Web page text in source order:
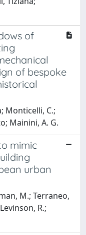
of
of bespoke
Monticelli, C.;
Mainini, A. G.
mimic
urban
M.; Terraneo,
R.;